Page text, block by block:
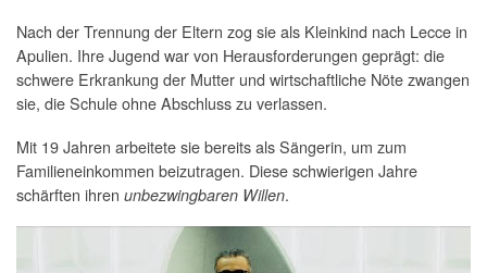
Nach der Trennung der Eltern zog sie als Kleinkind nach Lecce in
Apulien. Ihre Jugend war von Herausforderungen geprägt: die
schwere Erkrankung der Mutter und wirtschaftliche Nöte zwangen
sie, die Schule ohne Abschluss zu verlassen.
Mit 19 Jahren arbeitete sie bereits als Sängerin, um zum
Familieneinkommen beizutragen. Diese schwierigen Jahre
schärften ihren unbezwingbaren Willen.